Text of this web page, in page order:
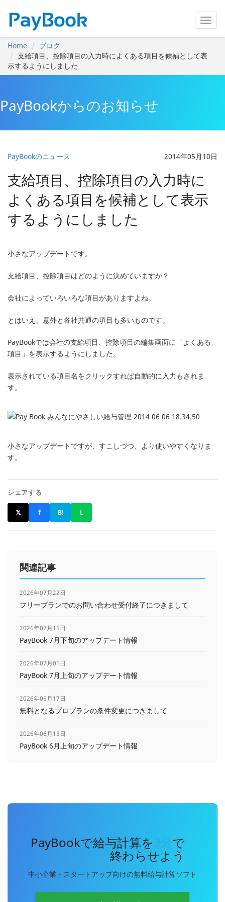
Home
ブログ
支給項目、控除項目の入力時によくある項目を候補として表
示するようにしました
PayBookからのお知らせ
PayBookのニュース 2014年05月10日
支給項目、控除項目の入力時に
よくある項目を候補として表示
するようにしました
小さなアップデートです。
支給項目、控除項目はどのように決めていますか？
会社によっていろいろな項目がありますよね。
とはいえ、意外と各社共通の項目も多いものです。
PayBookでは会社の支給項目、控除項目の編集画面に「よくある
項目」を表示するようにしました。
表示されている項目名をクリックすれば自動的に入力もされま
す。
小さなアップデートですが、すこしづつ、より使いやすくなりま
す。
シェアする
𝕏 f B! L
関連記事
2026年07月22日
フリープランでのお問い合わせ受付終了につきまして
2026年07月15日
PayBook 7月下旬のアップデート情報
2026年07月01日
PayBook 7月上旬のアップデート情報
2026年06月17日
無料となるプロプランの条件変更につきまして
2026年06月15日
PayBook 6月上旬のアップデート情報
PayBookで給与計算を で
終わらせよう
中小企業・スタートアップ向けの無料給与計算ソフト